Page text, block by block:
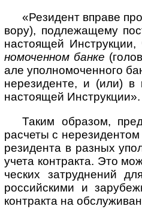
«Резидент вправе
вору), подлежа­щему
насто­ящей
номо­чен­ном банке
але уполно­мо­чен­ного
нере­зиде­нте, и (или) в
насто­ящей Инст­рук­ции».
Таким образом,
рас­четы с нерези­ден­том
рези­дента в раз­ных
учета конт­ракта. Это
ческих затруд­нений
россий­скими и
конт­ракта на